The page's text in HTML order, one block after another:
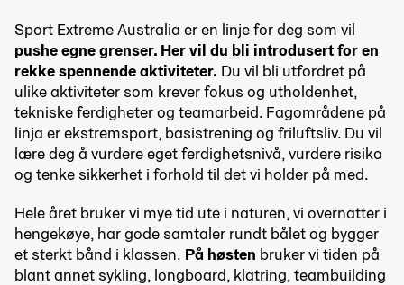
Sport Extreme Australia er en linje for deg som vil
pushe egne grenser. Her vil du bli introdusert for en
rekke spennende aktiviteter. Du vil bli utfordret på
ulike aktiviteter som krever fokus og utholdenhet,
tekniske ferdigheter og teamarbeid. Fagområdene på
linja er ekstremsport, basistrening og friluftsliv. Du vil
lære deg å vurdere eget ferdighetsnivå, vurdere risiko
og tenke sikkerhet i forhold til det vi holder på med.
Hele året bruker vi mye tid ute i naturen, vi overnatter i
hengekøye, har gode samtaler rundt bålet og bygger
et sterkt bånd i klassen. På høsten bruker vi tiden på
blant annet sykling, longboard, klatring, teambuilding